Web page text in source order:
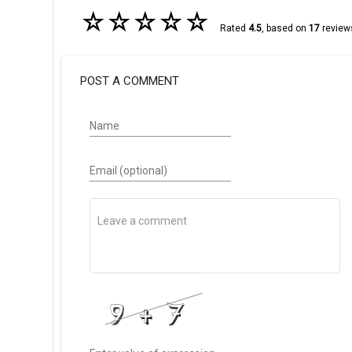
☆☆☆☆☆ Rated 4.5, based on 17
POST A COMMENT
Name
Email (optional)